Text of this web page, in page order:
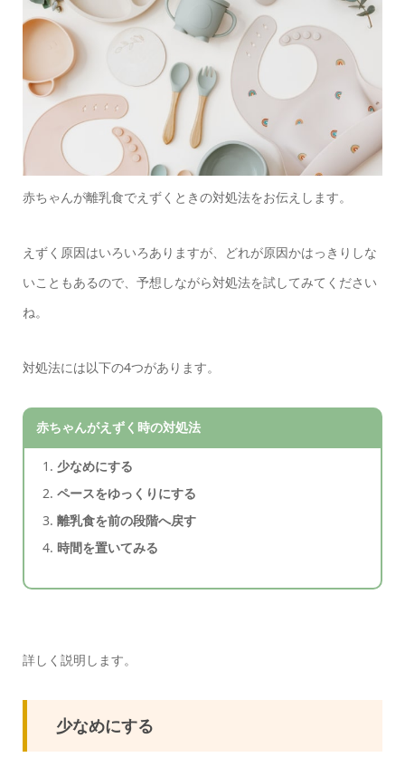
赤ちゃんが離乳食でえずくときの対処法をお伝えします。
えずく原因はいろいろありますが、どれが原因かはっきりしな
いこともあるので、予想しながら対処法を試してみてください
ね。
対処法には以下の4つがあります。
赤ちゃんがえずく時の対処法
少なめにする
ペースをゆっくりにする
離乳食を前の段階へ戻す
時間を置いてみる
詳しく説明します。
少なめにする